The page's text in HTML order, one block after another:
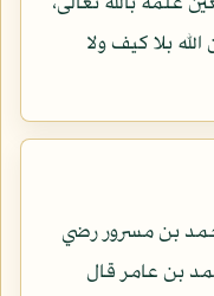
بلا كيف ولا
بن مسرور رضي
بن عامر قال